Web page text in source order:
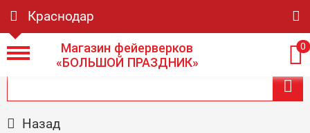
Краснодар
Магазин фейерверков
«БОЛЬШОЙ ПРАЗДНИК»
0
Назад